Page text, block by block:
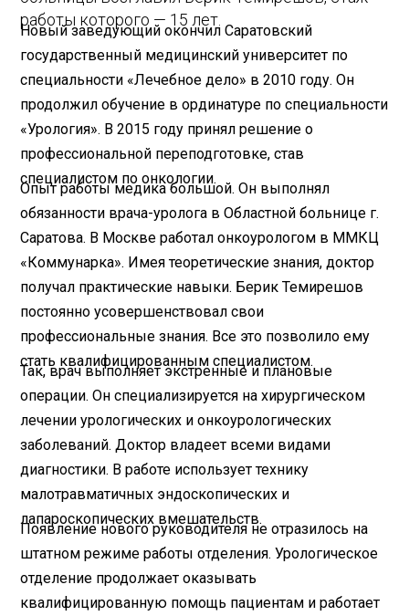
работы которого — 15 лет.
Новый заведующий окончил Саратовский
государственный медицинский университет по
специальности «Лечебное дело» в 2010 году. Он
продолжил обучение в ординатуре по специальности
«Урология». В 2015 году принял решение о
профессиональной переподготовке, став
специалистом по онкологии.
Опыт работы медика большой. Он выполнял
обязанности врача-уролога в Областной больнице г.
Саратова. В Москве работал онкоурологом в ММКЦ
«Коммунарка». Имея теоретические знания, доктор
получал практические навыки. Берик Темирешов
постоянно усовершенствовал свои
профессиональные знания. Все это позволило ему
стать квалифицированным специалистом.
Так, врач выполняет экстренные и плановые
операции. Он специализируется на хирургическом
лечении урологических и онкоурологических
заболеваний. Доктор владеет всеми видами
диагностики. В работе использует технику
малотравматичных эндоскопических и
лапароскопических вмешательств.
Появление нового руководителя не отразилось на
штатном режиме работы отделения. Урологическое
отделение продолжает оказывать
квалифицированную помощь пациентам и работает